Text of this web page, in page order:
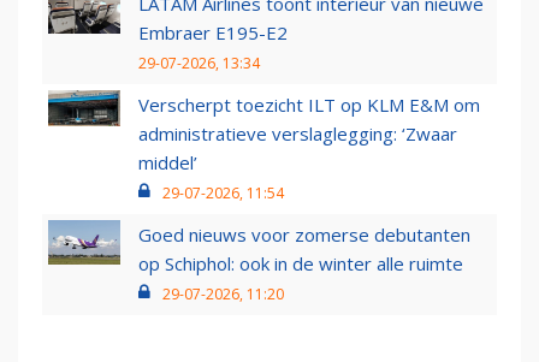
Embraer E195-E2
29-07-2026, 13:34
Verscherpt toezicht ILT op KLM E&M om
administratieve verslaglegging: ‘Zwaar
middel’
29-07-2026, 11:54
Goed nieuws voor zomerse debutanten
op Schiphol: ook in de winter alle ruimte
29-07-2026, 11:20